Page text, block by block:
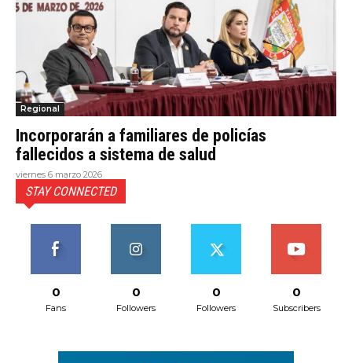
Regional
Incorporarán a familiares de policías
fallecidos a sistema de salud
viernes 6 marzo 2026
STAY CONNECTED
0
Fans
0
Followers
0
Followers
0
Subscribers